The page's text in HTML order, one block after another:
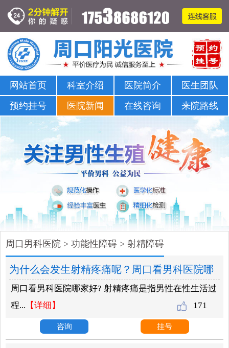
周口哪家医院可以看男科-正规男科-医院排名
网站首页 科室介绍 医院简介
医生团队
预约挂号
医院新闻 在线咨询 来院路线
周口男科医院 >功能性障碍 > 射精障碍
为什么会发生射精疼痛呢？周口看男科医院哪
家好？
171
周口看男科医院哪家好? 射精疼痛是指男性在性生活过
程... 【详细】
咨询 挂号